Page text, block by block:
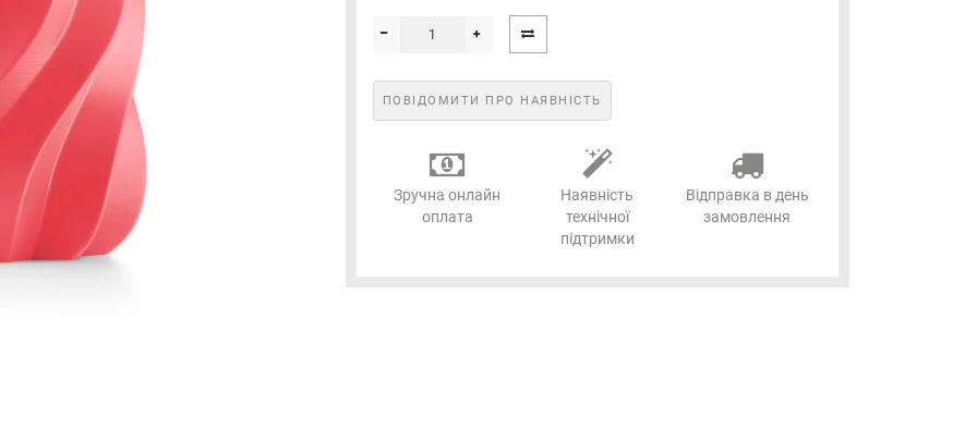
ПОВІДОМИТИ ПРО НАЯВНІСТЬ
Зручна онлайн
оплата
Наявність
технічної
підтримки
Відправка в день
замовлення